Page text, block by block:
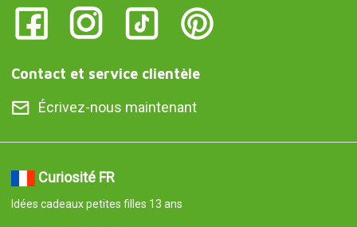
Contact et service clientèle
Écrivez-nous maintenant
Curiosité FR
Idées cadeaux petites filles 13 ans